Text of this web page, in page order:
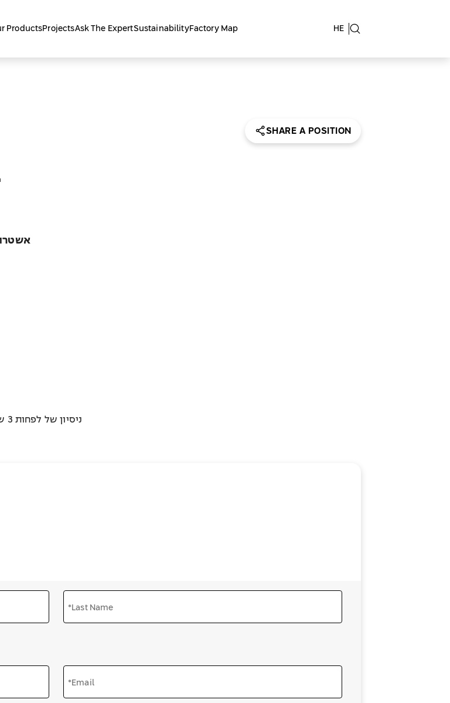
ProductsProjectsAsk The ExpertSustainabilityFactory Map HE
SHARE A POSITION
אשטרום קבלנות מגייסת מנהל.ת פרויקט לחברת אשטרום צפון
- ניסיון של לפחות 3 שנים בניהול ביצוע של פרויקטי מגורים - מתחילתם ועד סופם
*Last Name
*Email